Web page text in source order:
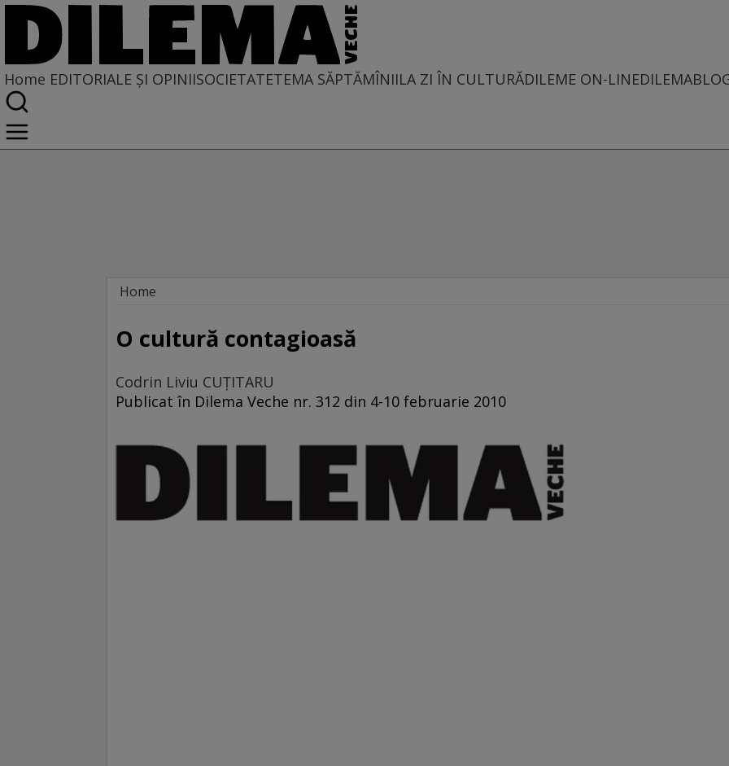
Home EDITORIALE ȘI OPINIISOCIETATETEMA SĂPTĂMÎNIILA ZI ÎN CULTURĂDILEME ON-LINE
Home
TÎLC SHOW
O cultură contagioasă
Codrin Liviu CUŢITARU
Publicat în Dilema Veche nr. 312 din 4-10 februarie 2010